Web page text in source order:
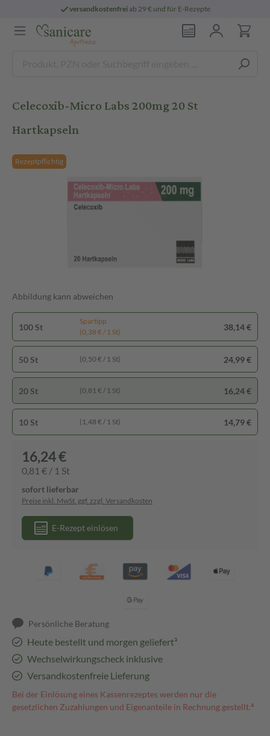
versandkostenfreiab 29 € und für E-Rezepte
Celecoxib-Micro Labs 200mg 20 St
Hartkapseln
Rezeptpflichtig
Abbildung kann abweichen
100 St
Spartipp
(0,38 € / 1 St)
38,14 €
50 St (0,50 € / 1 St) 24,99 €
20 St (0,81 € / 1 St) 16,24 €
10 St (1,48 € / 1 St) 14,79 €
16,24 €
0,81 € / 1 St
sofort lieferbar
Preise inkl. MwSt. ggf. zzgl. Versandkosten
E-Rezept einlösen
Persönliche Beratung
Heute bestellt und morgen geliefert³
Wechselwirkungscheck inklusive
Versandkostenfreie Lieferung
Bei der Einlösung eines Kassenrezeptes werden nur die
gesetzlichen Zuzahlungen und Eigenanteile in Rechnung gestellt.⁴